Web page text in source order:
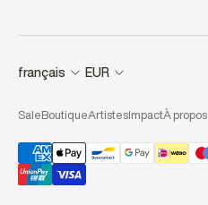
français EUR
Sale BoutiqueArtistes ImpactÀ propos